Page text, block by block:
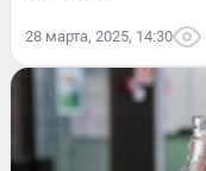
28 марта, 2025, 14:30